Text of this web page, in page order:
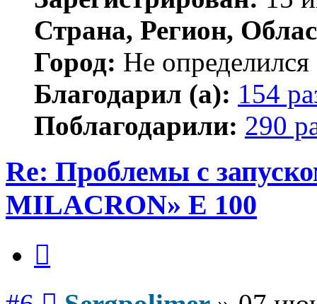
Страна, Регион,
Город: Не определился
Благодарил (а): 154
Поблагодарили: 290
Re: Проблемы с
MILACRON» E 100